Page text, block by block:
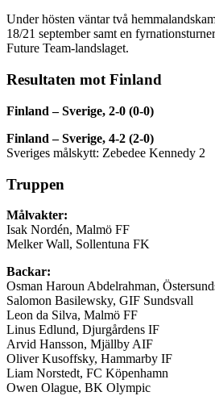
Under hösten väntar två
18/21 september samt en
Future Team-landslaget.
Resultaten mot Finland
Finland – Sverige, 2-0 (0-0)
Finland – Sverige, 4-2 (2-0)
Sveriges målskytt: Zebedee Kennedy 2
Truppen
Målvakter:
Isak Nordén, Malmö FF
Melker Wall, Sollentuna FK
Backar:
Osman Haroun Abdelrahman,
Salomon Basilewsky, GIF Sundsvall
Leon da Silva, Malmö FF
Linus Edlund, Djurgårdens IF
Arvid Hansson, Mjällby AIF
Oliver Kusoffsky, Hammarby IF
Liam Norstedt, FC Köpenhamn
Owen Olague, BK Olympic